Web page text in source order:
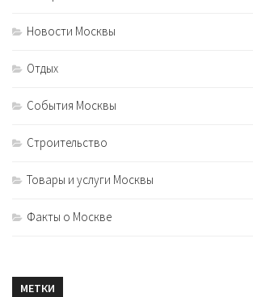
Новости Москвы
Отдых
События Москвы
Строительство
Товары и услуги Москвы
Факты о Москве
МЕТКИ